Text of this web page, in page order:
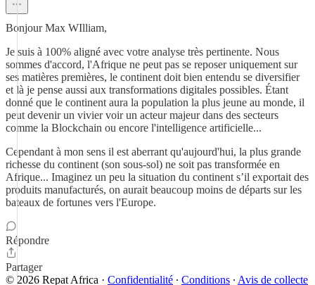
Bonjour Max WIlliam,
Je suis à 100% aligné avec votre analyse très pertinente. Nous
sommes d'accord, l'Afrique ne peut pas se reposer uniquement sur
ses matières premières, le continent doit bien entendu se diversifier
et là je pense aussi aux transformations digitales possibles. Étant
donné que le continent aura la population la plus jeune au monde, il
peut devenir un vivier voir un acteur majeur dans des secteurs
comme la Blockchain ou encore l'intelligence artificielle...
Cependant à mon sens il est aberrant qu'aujourd'hui, la plus grande
richesse du continent (son sous-sol) ne soit pas transformée en
Afrique... Imaginez un peu la situation du continent s’il exportait des
produits manufacturés, on aurait beaucoup moins de départs sur les
bateaux de fortunes vers l'Europe.
Répondre
Partager
© 2026 Repat Africa · Confidentialité ∙ Conditions ∙ Avis de collecte